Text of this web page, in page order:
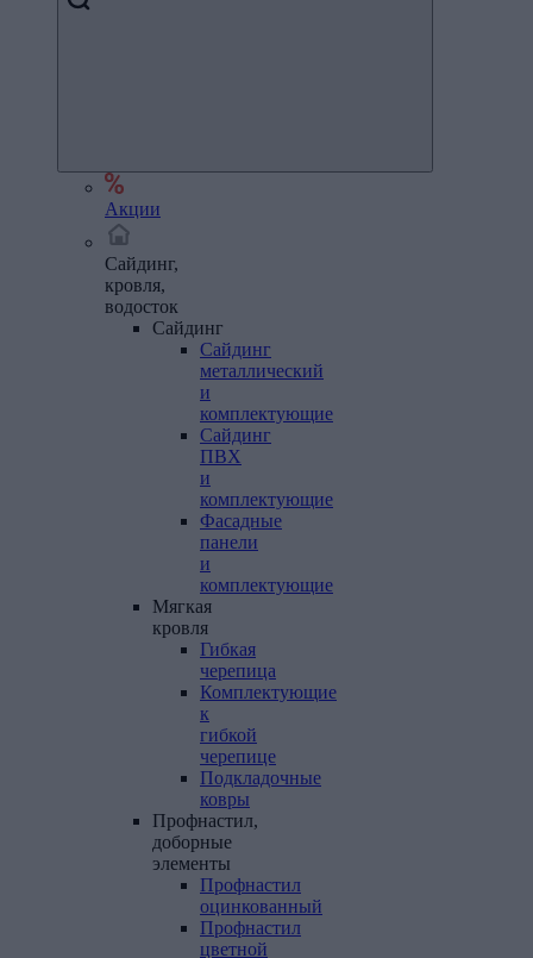
Акции
Сайдинг,
кровля,
водосток
Сайдинг
Сайдинг
металлический
и
комплектующие
Сайдинг
ПВХ
и
комплектующие
Фасадные
панели
и
комплектующие
Мягкая
кровля
Гибкая
черепица
Комплектующие
к
гибкой
черепице
Подкладочные
ковры
Профнастил,
доборные
элементы
Профнастил
оцинкованный
Профнастил
цветной